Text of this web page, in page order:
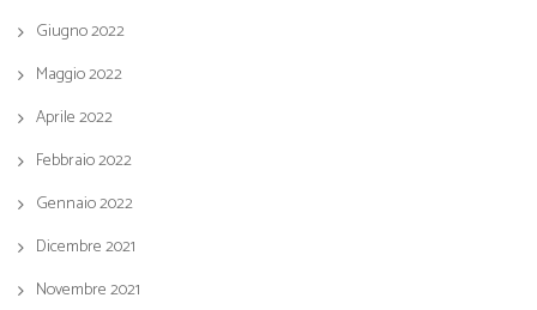
Giugno 2022
Maggio 2022
Aprile 2022
Febbraio 2022
Gennaio 2022
Dicembre 2021
Novembre 2021